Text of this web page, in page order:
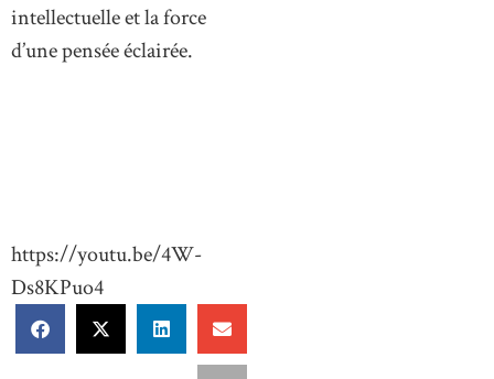
intellectuelle et la force
d’une pensée éclairée.
https://youtu.be/4W-
Ds8KPuo4